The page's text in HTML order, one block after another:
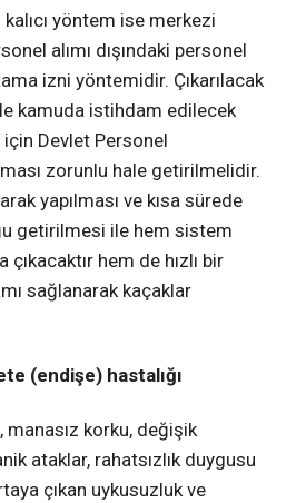
yöntem ise merkezi
alımı dışındaki personel
izni yöntemidir. Çıkarılacak
kamuda istihdam edilecek
için Devlet Personel
zorunlu hale getirilmelidir.
yapılması ve kısa sürede
getirilmesi ile hem sistem
hem de hızlı bir
sağlanarak kaçaklar
(endişe) hastalığı
manasız korku, değişik
ataklar, rahatsızlık duygusu
çıkan uykusuzluk ve